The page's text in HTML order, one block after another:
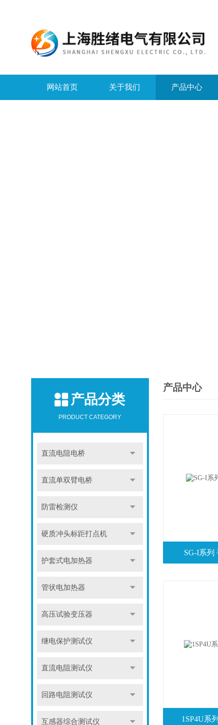
网站首页 关于我们 产品中心
产品分类
PRODUCT CATEGORY
直流电阻电桥
直流单双臂电桥
防雷检测仪
硬质冲头标距打点机
护套式电加热器
管状电加热器
高压试验变压器
继电保护测试仪
直流电阻测试仪
回路电阻测试仪
互感器综合测试仪
产品中心
SG-I系列
1SP4U系